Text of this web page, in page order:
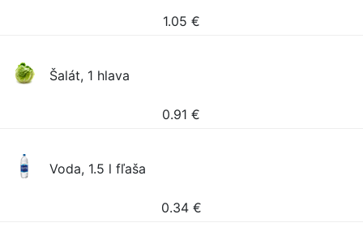
1.05 €
Šalát, 1 hlava
0.91 €
Voda, 1.5 l fľaša
0.34 €